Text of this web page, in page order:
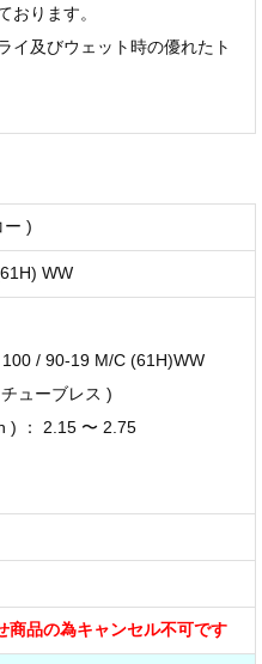
おります。
イ及びウェット時の優れたト
ー )
WW
/ 90-19 M/C (61H)WW
ューブレス )
) ： 2.15 〜 2.75
商品の為キャンセル不可です